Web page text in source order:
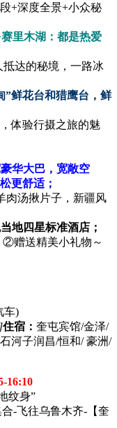
+深度全景+小众秘
里木湖：都是热爱
达的秘境，一路冰
”鲜花台和猎鹰台，鲜
体验行摄之旅的魅
华大巴，宽敞空
更舒适；
肉汤揪片子，新疆风
地四星标准酒店；
赠送精美小礼物～
车)
住宿： 奎屯宾馆/金泽/
河子润昌/恒和/ 豪洲/
16:10
纹身”
-飞往乌鲁木齐-【奎